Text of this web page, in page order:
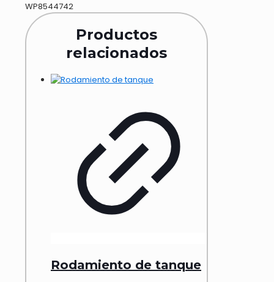
WP8544742
Productos
relacionados
Rodamiento de tanque